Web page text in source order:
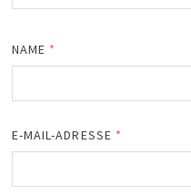
NAME *
E-MAIL-ADRESSE *